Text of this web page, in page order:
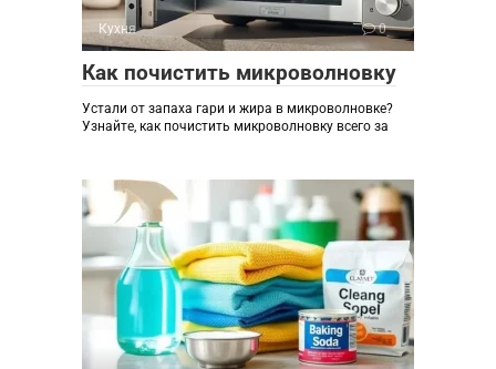
Кухня 0
Как почистить микроволновку
Устали от запаха гари и жира в микроволновке?
Узнайте, как почистить микроволновку всего за